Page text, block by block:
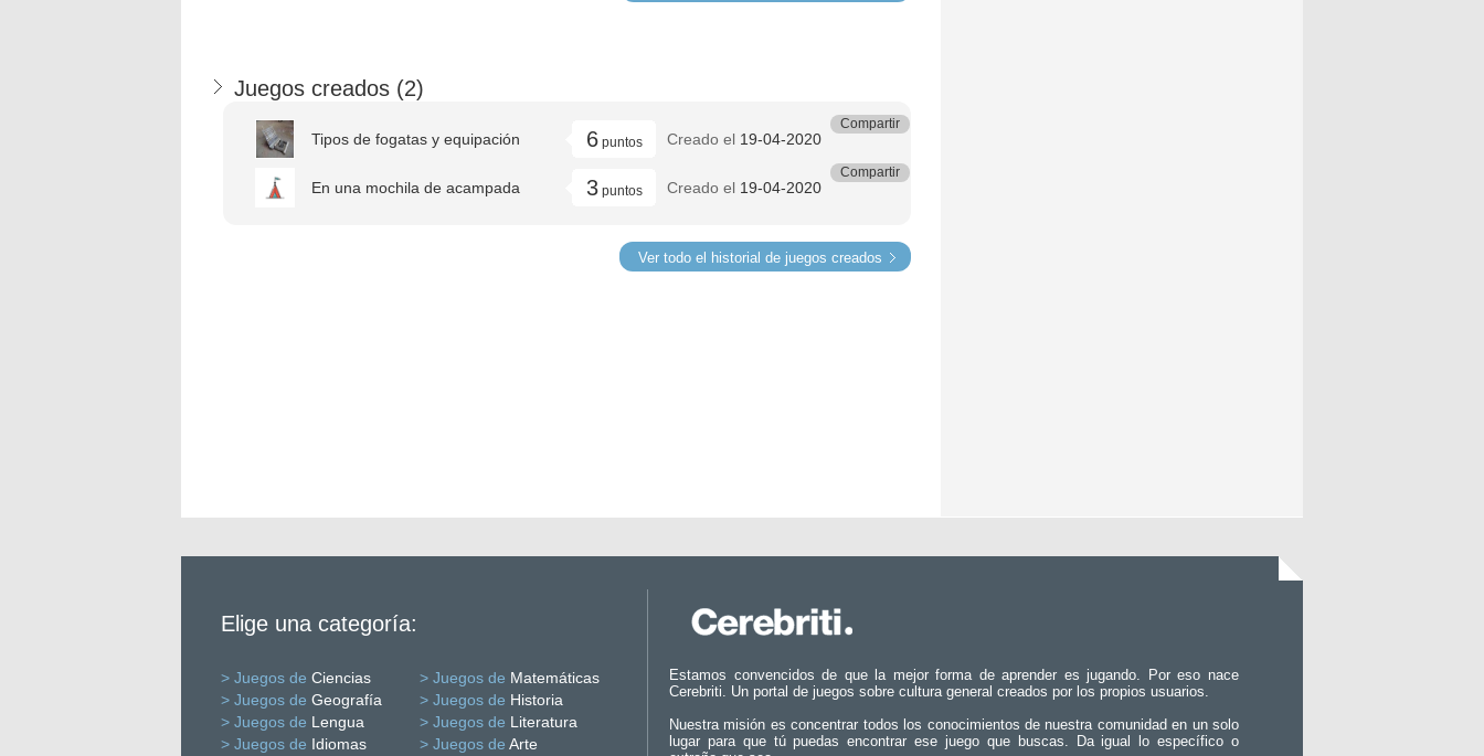
Juegos creados (2)
Tipos de fogatas y equipación 6puntos Creado el 19-04-2020
Compartir
En una mochila de acampada 3puntos Creado el 19-04-2020
Compartir
Ver todo el historial de juegos creados
Elige una categoría:
> Juegos de Ciencias > Juegos de Matemáticas
> Juegos de Geografía > Juegos de Historia
> Juegos de Lengua > Juegos de Literatura
> Juegos de Idiomas > Juegos de Arte
Estamos convencidos de que la mejor forma de aprender es jugando. Por eso nace
Cerebriti. Un portal de juegos sobre cultura general creados por los propios usuarios.
Nuestra misión es concentrar todos los conocimientos de nuestra comunidad en un solo
lugar para que tú puedas encontrar ese juego que buscas. Da igual lo específico o